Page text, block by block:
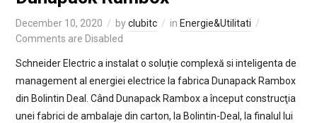
December 10, 2020 byclubitc in Energie&Utilitati
Comments are Disabled
Schneider Electric a instalat o soluție complexă si inteligenta de
management al energiei electrice la fabrica Dunapack Rambox
din Bolintin Deal. Când Dunapack Rambox a început construcţia
unei fabrici de ambalaje din carton, la Bolintin-Deal, la finalul lui